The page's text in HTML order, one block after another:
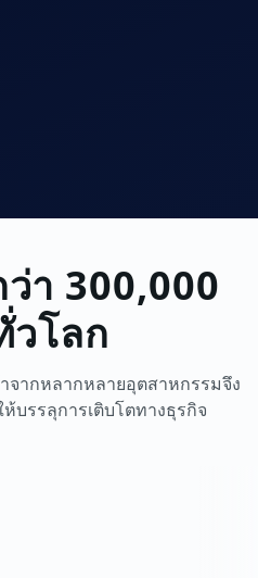
า 300,000
วโลก
ากหลากหลายอุตสาหกรรมจึง
ห้บรรลุการเติบโตทางธุรกิจ